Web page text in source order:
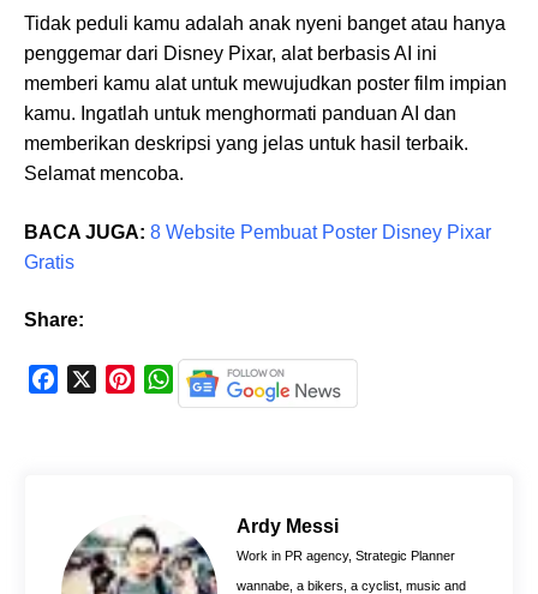
Tidak peduli kamu adalah anak nyeni banget atau hanya
penggemar dari Disney Pixar, alat berbasis AI ini
memberi kamu alat untuk mewujudkan poster film impian
kamu. Ingatlah untuk menghormati panduan AI dan
memberikan deskripsi yang jelas untuk hasil terbaik.
Selamat mencoba.
BACA JUGA: 8 Website Pembuat Poster Disney Pixar
Gratis
Share:
k
r
e
s
W
h
p
p
Ardy Messi
Work in PR agency, Strategic Planner
wannabe, a bikers, a cyclist, music and